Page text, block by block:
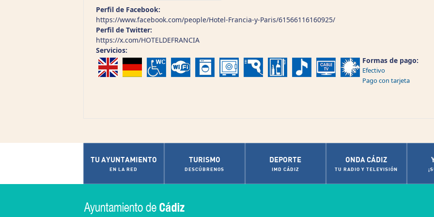
Perfil de Facebook:
https://www.facebook.com/people/Hotel-Francia-y-Paris/61566116160925/
Perfil de Twitter:
https://x.com/HOTELDEFRANCIA
Servicios:
Formas de pago:
Efectivo
Pago con tarjeta
TU AYUNTAMIENTO
EN LA RED
TURISMO
DESCÚBRENOS
DEPORTE
IMD CÁDIZ
ONDA CÁDIZ
TU RADIO Y TELEVISIÓN